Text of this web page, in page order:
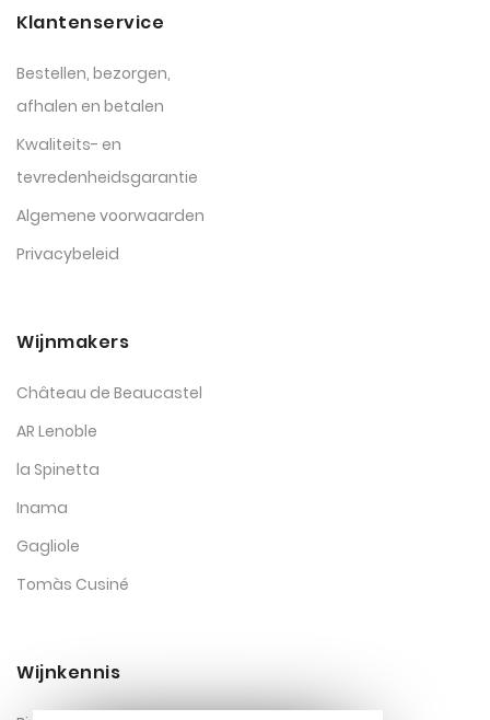
Klantenservice
Bestellen, bezorgen,
afhalen en betalen
Kwaliteits- en
tevredenheidsgarantie
Algemene voorwaarden
Privacybeleid
Wijnmakers
Château de Beaucastel
AR Lenoble
la Spinetta
Inama
Gagliole
Tomàs Cusiné
Wijnkennis